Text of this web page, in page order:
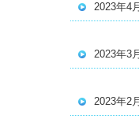
2023年4月
2023年3月
2023年2月